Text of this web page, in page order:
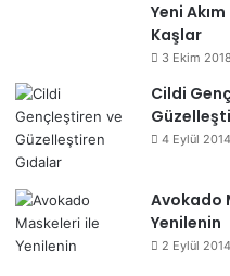
Yeni
Kaşlar
3 Ekim 2018
Cildi
4 Eylül 2014
Avokado
Yenilenin
2 Eylül 2014